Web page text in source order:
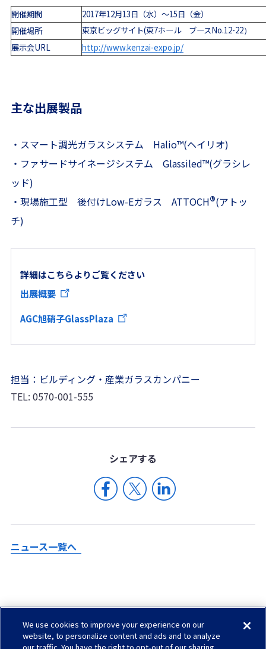
開催期間
2017年12月13日（水）～15日（金）
開催場所
東京ビッグサイト(東7ホール ブースNo.12-22）
展示会URL http://www.kenzai-expo.jp/
主な出展製品
・スマート調光ガラスシステム Halio™(ヘイリオ)
・ファサードサイネージシステム Glassiled™(グラシレ
ッド)
・現場施工型 後付けLow-Eガラス ATTOCH®(アトッ
チ)
詳細はこちらよりご覧ください
出展概要
AGC旭硝子GlassPlaza
担当：ビルディング・産業ガラスカンパニー
TEL: 0570-001-555
シェアする
ニュース一覧へ
Check in AGC
We use cookies to improve your experience on our
website, to personalize content and ads and to analyze